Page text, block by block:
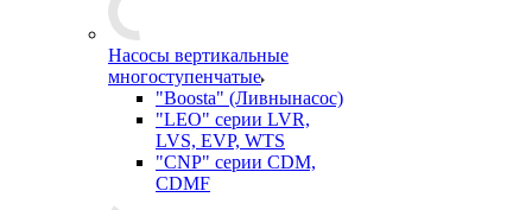
Насосы вертикальные
многоступенчатые
"Boosta" (Ливнынасос)
"LEO" серии LVR,
LVS, EVP, WTS
"CNP" серии CDM,
CDMF